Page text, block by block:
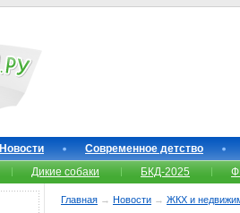
Новости
Современное детство
Дикие собаки БКД-2025
Главная → Новости → ЖКХ и